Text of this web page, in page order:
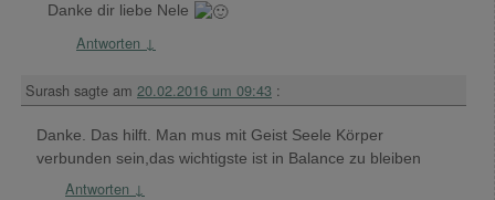
Danke dir liebe Nele
Antworten ↓
Surash sagte am 20.02.2016 um 09:43 :
Danke. Das hilft. Man mus mit Geist Seele Körper
verbunden sein,das wichtigste ist in Balance zu bleiben
Antworten ↓